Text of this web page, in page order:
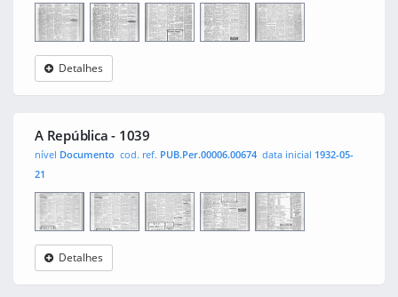
A
República
0001
Detalhes
A República - 1039
nível Documento cod. ref. PUB.Per.00006.00674 data inicial 1932-05-
21
A
República
0001
Detalhes